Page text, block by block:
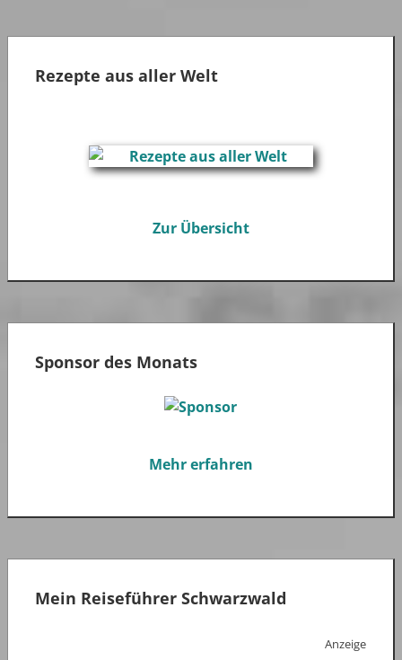
Rezepte aus aller Welt
Zur Übersicht
Sponsor des Monats
Mehr erfahren
Mein Reiseführer Schwarzwald
Anzeige